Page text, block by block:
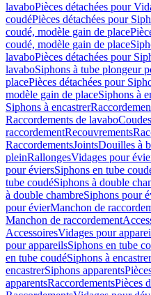
lavaboPièces détachées pour
coudéPièces détachées pour
coudé, modèle gain de place
coudé, modèle gain de place
lavaboPièces détachées pour
lavaboSiphons à tube plongeur
placePièces détachées pour
modèle gain de placeSiphons à
Siphons à encastrer
Raccordements de lavabo
raccordementRecouvrements
RaccordementsJointsDouilles à
pleinRallongesVidages pour
pour éviersSiphons en tube
tube coudéSiphons à double
à double chambreSiphons pour
pour évierManchon de
Manchon de raccordement
AccessoiresVidages pour
pour appareilsSiphons en tube
en tube coudéSiphons à encastrer
encastrerSiphons apparents
apparentsRaccordementsPièces